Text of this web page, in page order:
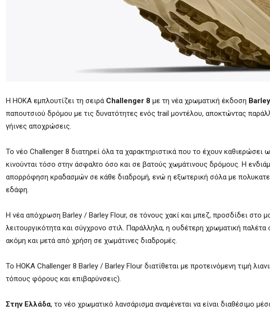
Η HOKA εμπλουτίζει τη σειρά Challenger 8 με τη νέα χρωματική έκδοση
παπουτσιού δρόμου με τις δυνατότητες ενός trail μοντέλου, αποκτώντας
γήινες αποχρώσεις.
Το νέο Challenger 8 διατηρεί όλα τα χαρακτηριστικά που το έχουν
κινούνται τόσο στην άσφαλτο όσο και σε βατούς χωμάτινους δρόμους. Η
απορρόφηση κραδασμών σε κάθε διαδρομή, ενώ η εξωτερική σόλα με
εδάφη.
Η νέα απόχρωση Barley / Barley Flour, σε τόνους χακί και μπεζ, προσδίδει στο
λειτουργικότητα και σύγχρονο στιλ. Παράλληλα, η ουδέτερη χρωματική
ακόμη και μετά από χρήση σε χωμάτινες διαδρομές.
Το HOKA Challenger 8 Barley / Barley Flour διατίθεται με προτεινόμενη τιμή
τόπους φόρους και επιβαρύνσεις).
Στην Ελλάδα, το νέο χρωματικό λανσάρισμα αναμένεται να είναι διαθέσιμο